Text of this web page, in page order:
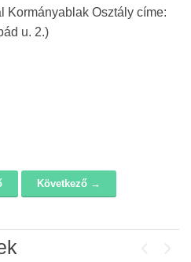
Kormányablak Osztály címe:
u. 2.)
Következő →